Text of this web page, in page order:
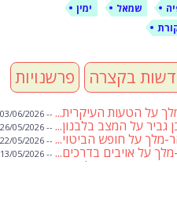
שמאל
ימין
פרשנויות בקצרה
על הטעות העיקרית... -- 03/06/2026
גביר על המצב בלבנון... -- 26/05/2026
מלך על חופש הביטוי... -- 22/05/2026
מלך על אויבים בדרכים... -- 13/05/2026
שבועת אמונים לדעאש